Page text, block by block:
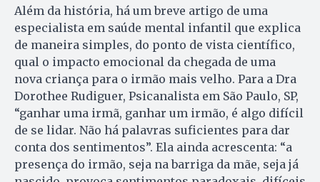
Além da história, há um breve artigo de uma
especialista em saúde mental infantil que explica
de maneira simples, do ponto de vista científico,
qual o impacto emocional da chegada de uma
nova criança para o irmão mais velho. Para a Dra
Dorothee Rudiguer, Psicanalista em São Paulo, SP,
“ganhar uma irmã, ganhar um irmão, é algo difícil
de se lidar. Não há palavras suficientes para dar
conta dos sentimentos”. Ela ainda acrescenta: “a
presença do irmão, seja na barriga da mãe, seja já